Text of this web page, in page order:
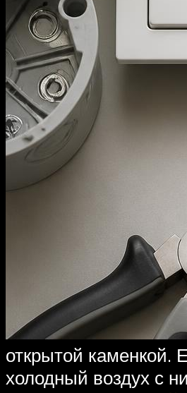
открытой каменкой.
холодный воздух с